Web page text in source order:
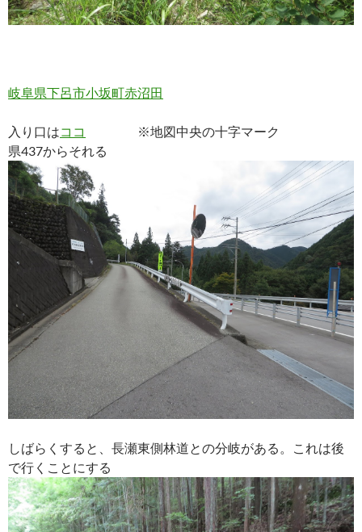
岐阜県下呂市小坂町赤沼田
入り口はココ
※地図中央の十字マーク
県437からそれる
しばらくすると、長瀬東側林道との分岐がある。これは後
で行くことにする